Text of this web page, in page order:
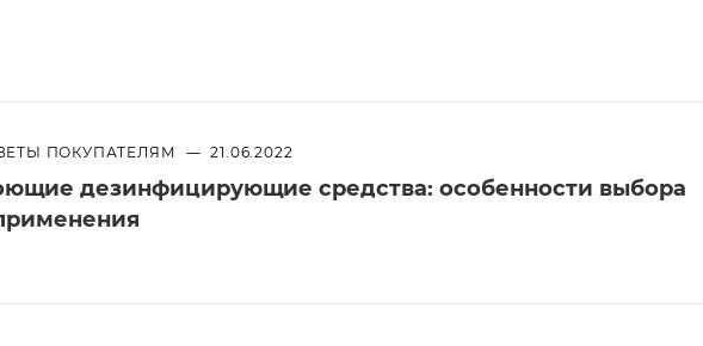
ПОКУПАТЕЛЯМ — 21.06.2022
дезинфицирующие средства: особенности выбора